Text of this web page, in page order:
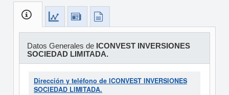
Datos Generales de ICONVEST INVERSIONES
SOCIEDAD LIMITADA.
Dirección y teléfono de ICONVEST INVERSIONES
SOCIEDAD LIMITADA.